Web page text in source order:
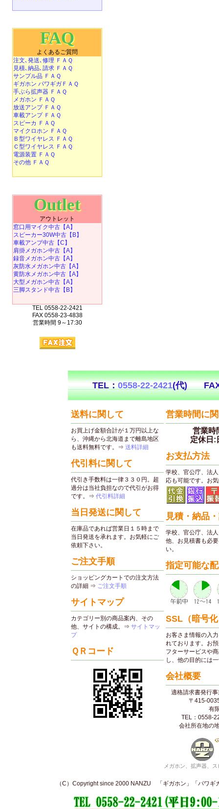
FAQ
よくあるご質問
注文､発送､修理 ＦＡＱ
見積､納品､請求 ＦＡＱ
サンプル品 ＦＡＱ
ギガホン パワギガＦＡＱ
手ぶら拡声器 ＦＡＱ
メガホン ＦＡＱ
放送アンプ ＦＡＱ
車載アンプ ＦＡＱ
スピーカ ＦＡＱ
マイクロホン ＦＡＱ
Ｂ型ワイヤレス ＦＡＱ
Ｃ型ワイヤレス ＦＡＱ
電源装置 ＦＡＱ
その他 ＦＡＱ
Outlet
アウトレット
窓口用マイク中古【A】
スピーカー30W中古【B】
車載アンプ中古【C】
肩掛メガホン中古【A】
録音メガホン中古【A】
灰防水メガホン中古【A】
黄防水メガホン中古【A】
大型メガホン中古【A】
三脚スタンド中古【B】
TEL 0558-22-2421
FAX 0558-23-4838
営業時間 9～17:30